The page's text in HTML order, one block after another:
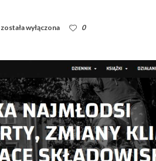
Na
została wyłączona 0